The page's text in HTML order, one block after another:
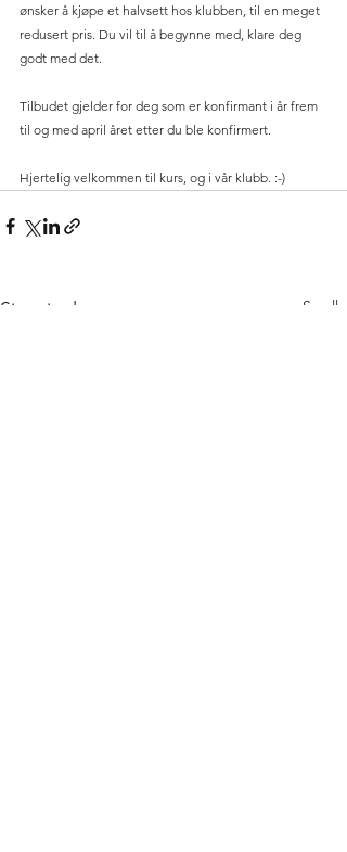
ønsker å kjøpe et halvsett hos klubben, til en meget
redusert pris. Du vil til å begynne med, klare deg
godt med det.
Tilbudet gjelder for deg som er konfirmant i år frem
til og med april året etter du ble konfirmert.
Hjertelig velkommen til kurs, og i vår klubb. :-)
Siste innlegg Se alle